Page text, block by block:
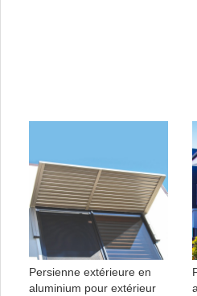
Persienne extérieure en
aluminium pour extérieur